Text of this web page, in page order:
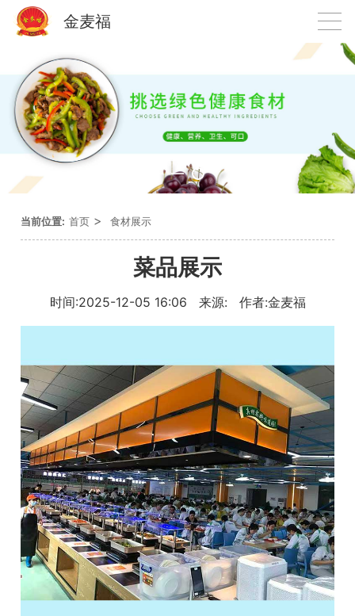
金麦福
当前位置: 首页 > 食材展示
菜品展示
时间:2025-12-05 16:06 来源: 作者:金麦福